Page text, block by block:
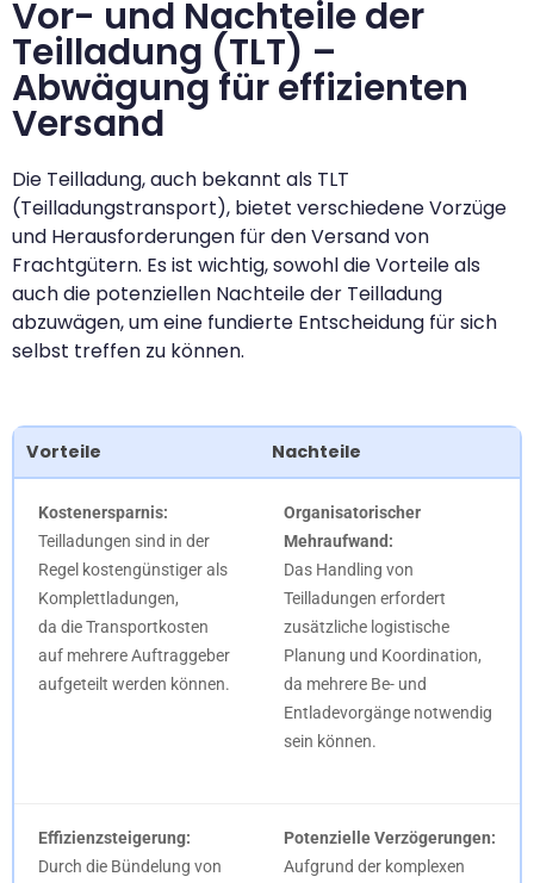
Vor- und Nachteile der
Teilladung (TLT) –
Abwägung für effizienten
Versand
Die Teilladung, auch bekannt als TLT
(Teilladungstransport), bietet verschiedene Vorzüge
und Herausforderungen für den Versand von
Frachtgütern. Es ist wichtig, sowohl die Vorteile als
auch die potenziellen Nachteile der Teilladung
abzuwägen, um eine fundierte Entscheidung für sich
selbst treffen zu können.
Vorteile Nachteile
Kostenersparnis:
Teilladungen sind in der
Regel kostengünstiger als
Komplettladungen,
da die Transportkosten
auf mehrere Auftraggeber
aufgeteilt werden können.
Organisatorischer
Mehraufwand:
Das Handling von
Teilladungen erfordert
zusätzliche logistische
Planung und Koordination,
da mehrere Be- und
Entladevorgänge notwendig
sein können.
Effizienzsteigerung:
Durch die Bündelung von
Potenzielle Verzögerungen:
Aufgrund der komplexen